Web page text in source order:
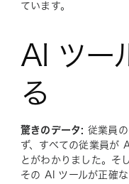
ています。
AI ツー
る
驚きのデータ: 従業員
ず、すべての従業員が
とがわかりました。そ
その AI ツールが正確